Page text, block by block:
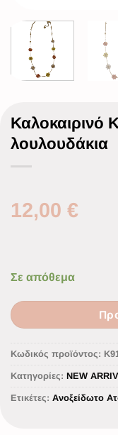
Καλοκαιρινό
λουλουδάκια
12,00 €
Σε απόθεμα
Κωδικός προϊόντος:
Κατηγορίες: NEW
Ετικέτες: Ανοξείδωτο